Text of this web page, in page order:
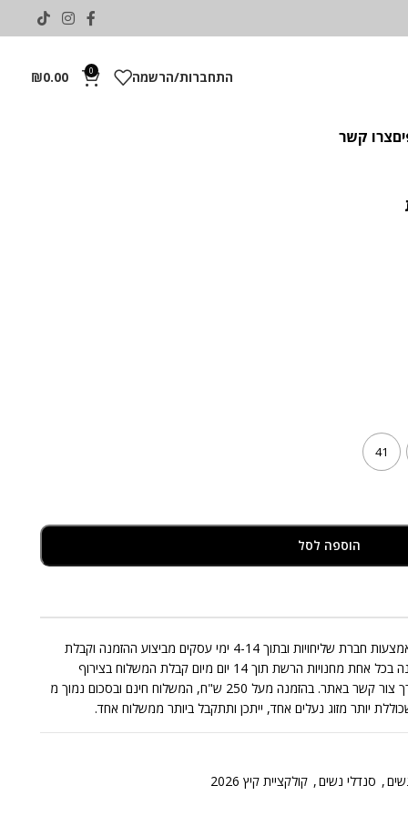
התחברות/הרשמה 0
₪0.00
צרו קשר
41
הוספה לסל
אספקת המוצרים המצויים במלאי תבוצע באמצעות חברת שליחויות ובתוך 4-14 ימי עסקים מביצוע ההזמנה וקבלת
התשלום בגינה. החלפות/החזרות תתאפשרנה בכל אחת מחנויות הרשת תוך 14 יום מיום קבלת המשלוח בצירוף
החשבונית בכפוף לתקנון או בפניה אלינו דרך צור קשר באתר. בהזמנה מעל 250 ש"ח, המשלוח חינם ובסכום נמוך מ
, סנדלי נשים, קולקציית קיץ 2026